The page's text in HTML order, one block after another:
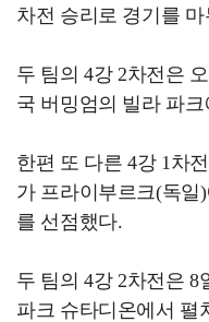
차전 승리로 경기를
두 팀의 4강 2차전은
국 버밍엄의 빌라 파
한편 또 다른 4강 1차
가 프라이부르크(독일
를 선점했다.
두 팀의 4강 2차전은
파크 슈타디온에서 펼